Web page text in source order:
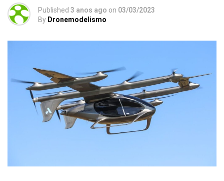
Published 3 anos ago on 03/03/2023
By Dronemodelismo